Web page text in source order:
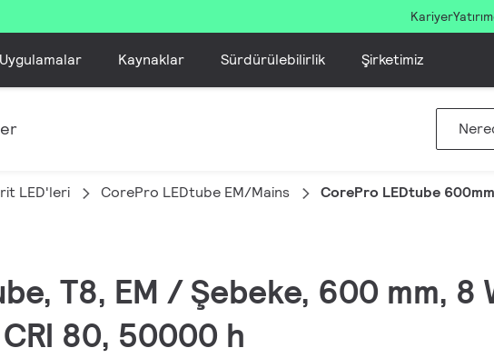
Kariyer
Uygulamalar Kaynaklar Sürdürülebilirlik Şirketimiz
LED'leri CorePro LEDtube EM/Mains CorePro LEDtube
T8, EM / Şebeke, 600 mm, 8
80, 50000 h